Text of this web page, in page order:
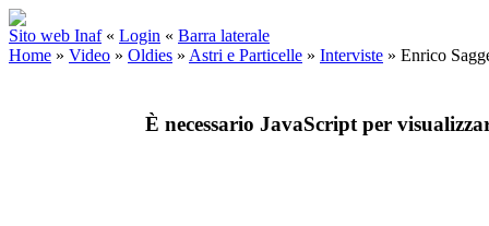
Sito web Inaf « Login « Barra laterale
Home » Video » Oldies » Astri e Particelle » Interviste » Enrico
È necessario JavaScript per